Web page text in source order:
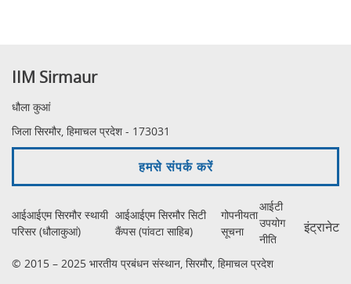
IIM Sirmaur
धौला कुआं
जिला सिरमौर, हिमाचल प्रदेश - 173031
हमसे संपर्क करें
आईआईएम सिरमौर स्थायी
परिसर (धौलाकुआं)
आईआईएम सिरमौर सिटी
कैंपस (पांवटा साहिब)
गोपनीयता
सूचना
आईटी
उपयोग
नीति
इंट्रानेट
© 2015 – 2025 भारतीय प्रबंधन संस्थान, सिरमौर, हिमाचल प्रदेश